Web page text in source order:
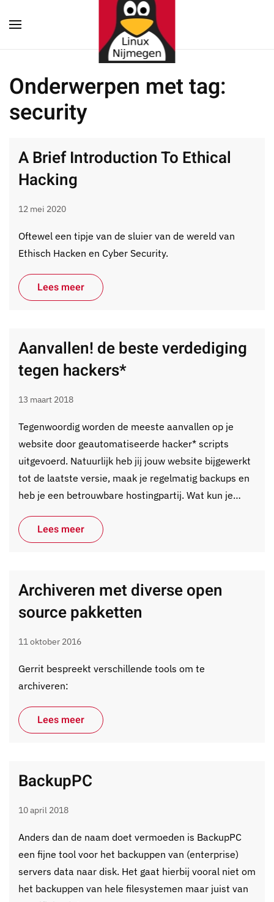
Terug naar hoofdinhoud
Onderwerpen met tag:
security
A Brief Introduction To Ethical
Hacking
12 mei 2020
Oftewel een tipje van de sluier van de wereld van
Ethisch Hacken en Cyber Security.
Lees meer
Aanvallen! de beste verdediging
tegen hackers*
13 maart 2018
Tegenwoordig worden de meeste aanvallen op je
website door geautomatiseerde hacker* scripts
uitgevoerd. Natuurlijk heb jij jouw website bijgewerkt
tot de laatste versie, maak je regelmatig backups en
heb je een betrouwbare hostingpartij. Wat kun je…
Lees meer
Archiveren met diverse open
source pakketten
11 oktober 2016
Gerrit bespreekt verschillende tools om te
archiveren:
Lees meer
BackupPC
10 april 2018
Anders dan de naam doet vermoeden is BackupPC
een fijne tool voor het backuppen van (enterprise)
servers data naar disk. Het gaat hierbij vooral niet om
het backuppen van hele filesystemen maar juist van